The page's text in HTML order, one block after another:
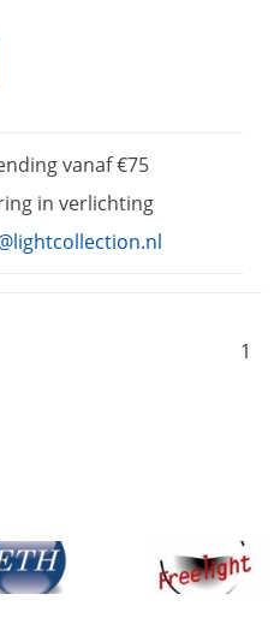
vanaf €75
in verlichting
1